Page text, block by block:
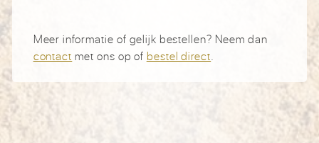
Meer informatie of gelijk bestellen? Neem dan
contact met ons op of bestel direct.